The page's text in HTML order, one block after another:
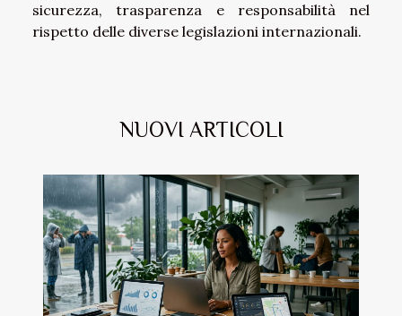
sicurezza, trasparenza e responsabilità nel
rispetto delle diverse legislazioni internazionali.
NUOVI ARTICOLI